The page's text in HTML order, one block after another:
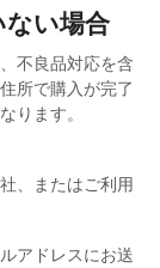
い場合
不良品対応を含
所で購入が完了
ります。
、またはご利用
アドレスにお送